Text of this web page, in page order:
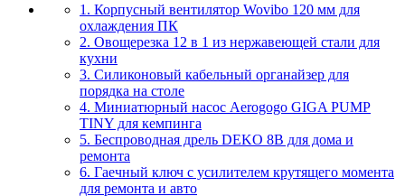
1. Корпусный вентилятор Wovibo 120 мм для
охлаждения ПК
2. Овощерезка 12 в 1 из нержавеющей стали для
кухни
3. Силиконовый кабельный органайзер для
порядка на столе
4. Миниатюрный насос Aerogogo GIGA PUMP
TINY для кемпинга
5. Беспроводная дрель DEKO 8В для дома и
ремонта
6. Гаечный ключ с усилителем крутящего момента
для ремонта и авто